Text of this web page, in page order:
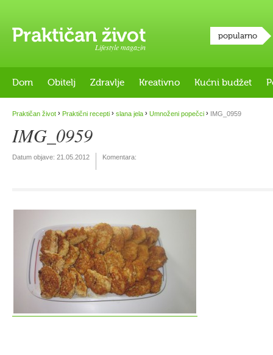
Lifestyle magazin
popularno
Dom Obitelj Zdravlje Kreativno Kućni budžet
Praktičan život › Praktični recepti › slana jela › Umnoženi popečci › IMG_0959
IMG_0959
Datum objave: 21.05.2012 Komentara: